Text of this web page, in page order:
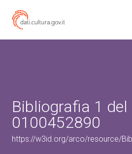
Bibliografia 1
0100452890
https://w3id.org/arco/resource/